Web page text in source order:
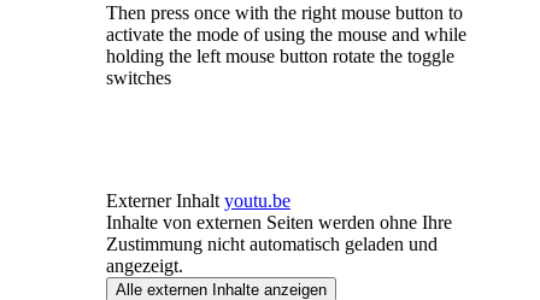
Then press once with the right mouse button to
activate the mode of using the mouse and while
holding the left mouse button rotate the toggle
switches
Externer Inhalt youtu.be
Inhalte von externen Seiten werden ohne Ihre
Zustimmung nicht automatisch geladen und
angezeigt.
Alle externen Inhalte anzeigen